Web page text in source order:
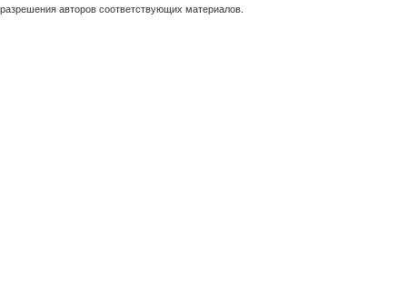
разрешения авторов соответствующих материалов.